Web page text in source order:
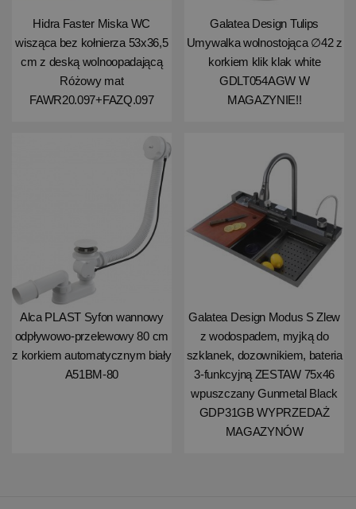
Hidra Faster Miska WC
wisząca bez kołnierza 53x36,5
cm z deską wolnoopadającą
Różowy mat
FAWR20.097+FAZQ.097
Galatea Design Tulips
Umywalka wolnostojąca ∅42 z
korkiem klik klak white
GDLT054AGW W
MAGAZYNIE!!
Alca PLAST Syfon wannowy
odpływowo-przelewowy 80 cm
z korkiem automatycznym biały
A51BM-80
Galatea Design Modus S Zlew
z wodospadem, myjką do
szklanek, dozownikiem, bateria
3-funkcyjną ZESTAW 75x46
wpuszczany Gunmetal Black
GDP31GB WYPRZEDAŻ
MAGAZYNÓW